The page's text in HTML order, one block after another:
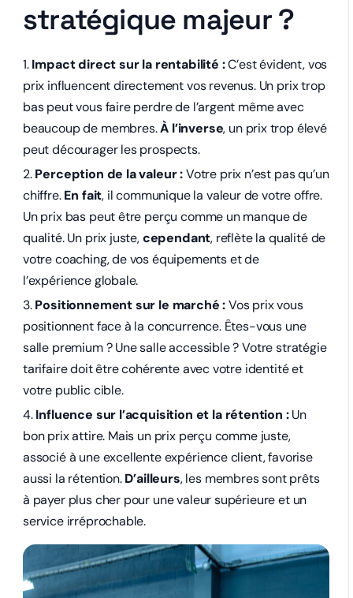
stratégique majeur ?
Impact direct sur la rentabilité :C’est évident, vos
prix influencent directement vos revenus. Un prix trop
bas peut vous faire perdre de l’argent même avec
beaucoup de membres.À l’inverse, un prix trop élevé
peut décourager les prospects.
Perception de la valeur :Votre prix n’est pas qu’un
chiffre.En fait, il communique la valeur de votre offre.
Un prix bas peut être perçu comme un manque de
qualité. Un prix juste,cependant, reflète la qualité de
votre coaching, de vos équipements et de
l’expérience globale.
Positionnement sur le marché :Vos prix vous
positionnent face à la concurrence. Êtes-vous une
salle premium ? Une salle accessible ? Votre stratégie
tarifaire doit être cohérente avec votre identité et
votre public cible.
Influence sur l’acquisition et la rétention :Un
bon prix attire. Mais un prix perçu comme juste,
associé à une excellente expérience client, favorise
aussi la rétention.D’ailleurs, les membres sont prêts
à payer plus cher pour une valeur supérieure et un
service irréprochable.